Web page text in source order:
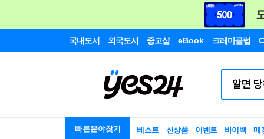
국내도서 외국도서 중고샵 eBook 크레마클럽
빠른분야찾기 베스트 신상품 이벤트 바이백 매